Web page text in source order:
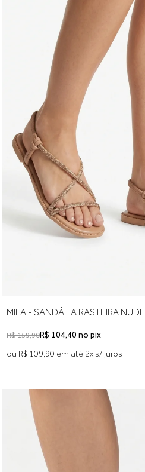
MILA - SANDÁLIA RASTEIRA NUDE
R$ 159,90R$ 104,40 no pix
ou R$ 109,90 em até 2x s/ juros